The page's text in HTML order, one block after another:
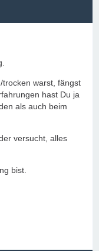
trocken warst, fängst
hast Du ja
als auch beim
versucht, alles
bist.